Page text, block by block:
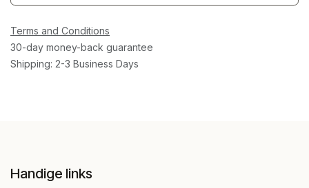
Terms and Conditions
30-day money-back guarantee
Shipping: 2-3 Business Days
Handige links